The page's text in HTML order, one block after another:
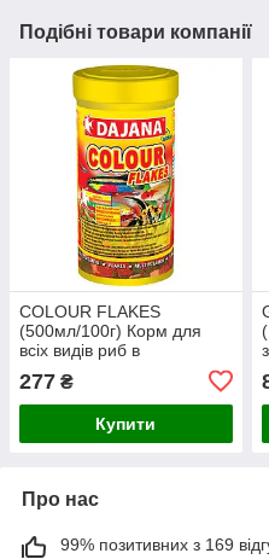
Подібні товари компанії
COLOUR FLAKES
(500мл/100г) Корм для
всіх видів риб в
природ. забар. (12шт/уп)
277 ₴
Купити
Про нас
99% позитивних з 169